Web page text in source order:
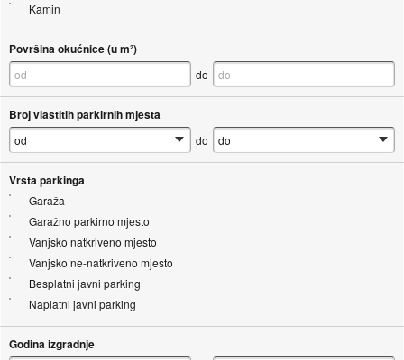
Kamin
Površina okućnice (u m²)
do
Broj vlastitih parkirnih mjesta
do
Vrsta parkinga
Garaža
Garažno parkirno mjesto
Vanjsko natkriveno mjesto
Vanjsko ne-natkriveno mjesto
Besplatni javni parking
Naplatni javni parking
Godina izgradnje